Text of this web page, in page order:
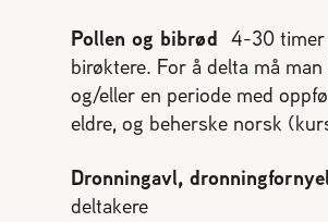
Pollen og bibrød 4-30
birøktere. For å delta må
og/eller en periode med
eldre, og beherske norsk
Dronningavl,
deltakere